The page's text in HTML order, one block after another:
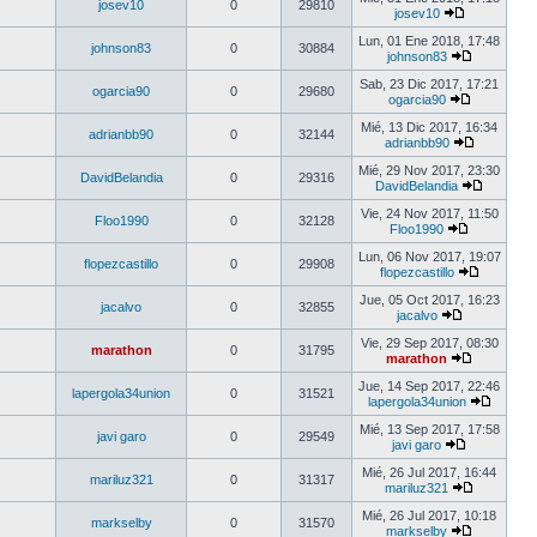
josev10 0 29810
josev10
johnson83 0 30884
Lun, 01 Ene 2018, 17:48
johnson83
ogarcia90 0 29680
Sab, 23 Dic 2017, 17:21
ogarcia90
adrianbb90 0 32144
Mié, 13 Dic 2017, 16:34
adrianbb90
DavidBelandia 0 29316
Mié, 29 Nov 2017, 23:30
DavidBelandia
Floo1990 0 32128
Vie, 24 Nov 2017, 11:50
Floo1990
flopezcastillo 0 29908
Lun, 06 Nov 2017, 19:07
flopezcastillo
jacalvo 0 32855
Jue, 05 Oct 2017, 16:23
jacalvo
marathon 0 31795
Vie, 29 Sep 2017, 08:30
marathon
lapergola34union 0 31521
Jue, 14 Sep 2017, 22:46
lapergola34union
javi garo 0 29549
Mié, 13 Sep 2017, 17:58
javi garo
mariluz321 0 31317
Mié, 26 Jul 2017, 16:44
mariluz321
markselby 0 31570
Mié, 26 Jul 2017, 10:18
markselby